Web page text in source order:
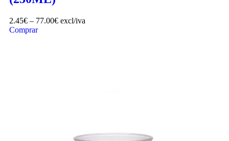
2.45€ – 77.00€ excl/iva
Comprar